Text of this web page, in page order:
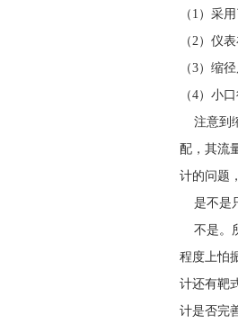
（1）采
（2）仪
（3）缩
（4）小
注意到
配，其流
计的问题
是不是
不是。
程度上怕
计还有靶
计是否完